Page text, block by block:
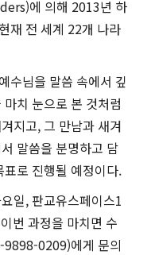
에 의해 2013년 하
재 전 세계 22개 나라
수님을 말씀 속에서 깊
치 눈으로 본 것처럼
지고, 그 만남과 새겨
말씀을 분명하고 담
로 진행될 예정이다.
일, 판교유스페이스1
번 과정을 마치면 수
9898-0209)에게 문의